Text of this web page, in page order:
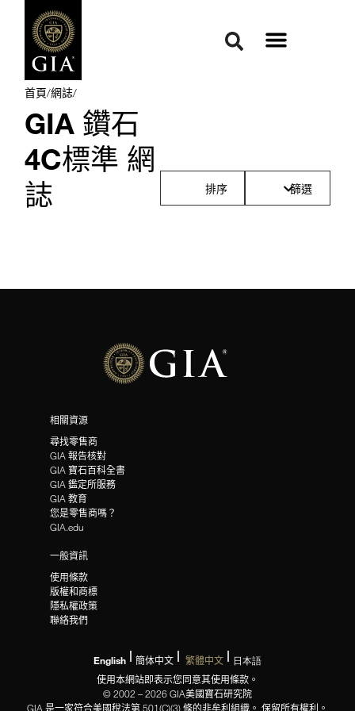
首頁/網誌/
GIA 鑽石
4C標準 網
誌
排序 篩選
相關資源
尋找零售商
GIA 報告核對
GIA 寶石百科全書
GIA 鑑定所服務
GIA 教育
您是零售商嗎？
GIA.edu
一般資訊
使用條款
版權和商標
隱私權政策
聯絡我們
English 簡体中文 繁體中文
日本語
使用本網站即表示您同意其使用條款。
© 2002 – 2026 GIA美國寶石研究院
GIA 是一家符合美國稅法第 501(C)(3) 條的非牟利組織。 保留所有權利。